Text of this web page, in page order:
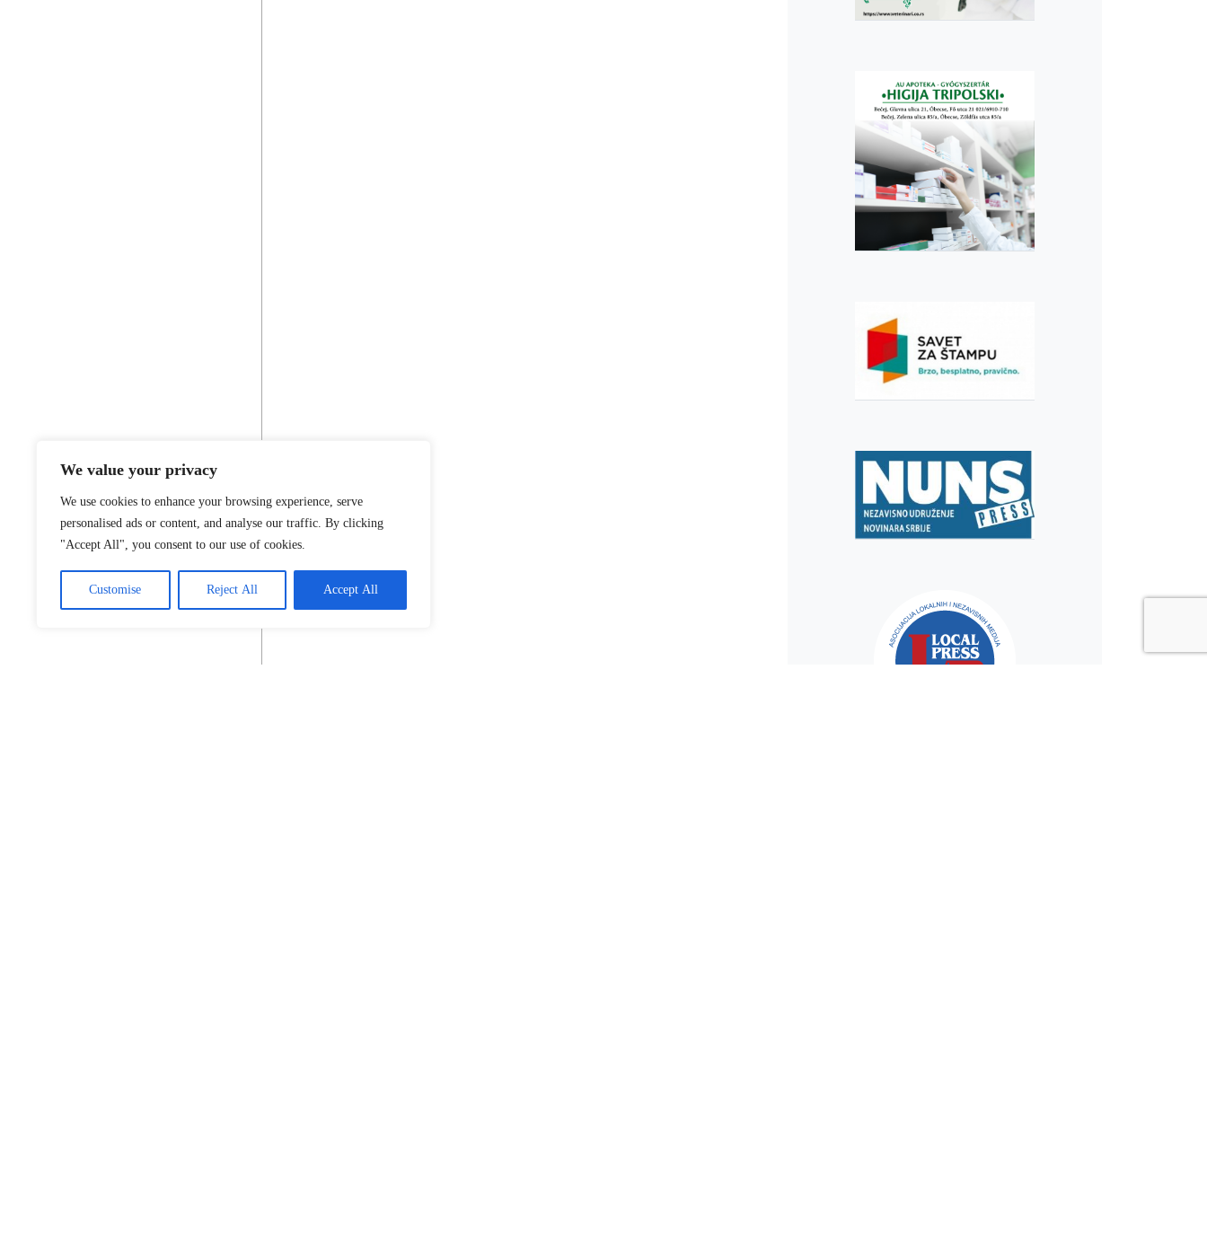
We value your privacy
We use cookies to enhance your browsing experience, serve
personalised ads or content, and analyse our traffic. By clicking
"Accept All", you consent to our use of cookies.
Customise Reject All Accept All